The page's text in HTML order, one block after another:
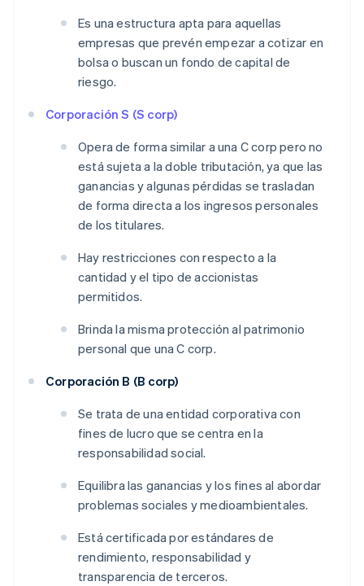
Es una estructura apta para aquellas
empresas que prevén empezar a cotizar en
bolsa o buscan un fondo de capital de
riesgo.
Corporación S (S corp)
Opera de forma similar a una C corp pero no
está sujeta a la doble tributación, ya que las
ganancias y algunas pérdidas se trasladan
de forma directa a los ingresos personales
de los titulares.
Hay restricciones con respecto a la
cantidad y el tipo de accionistas
permitidos.
Brinda la misma protección al patrimonio
personal que una C corp.
Corporación B (B corp)
Se trata de una entidad corporativa con
fines de lucro que se centra en la
responsabilidad social.
Equilibra las ganancias y los fines al abordar
problemas sociales y medioambientales.
Está certificada por estándares de
rendimiento, responsabilidad y
transparencia de terceros.